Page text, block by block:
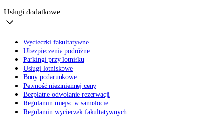
Usługi dodatkowe
Wycieczki fakultatywne
Ubezpieczenia podróżne
Parkingi przy lotnisku
Usługi lotniskowe
Bony podarunkowe
Pewność niezmiennej ceny
Bezpłatne odwołanie rezerwacji
Regulamin miejsc w samolocie
Regulamin wycieczek fakultatywnych